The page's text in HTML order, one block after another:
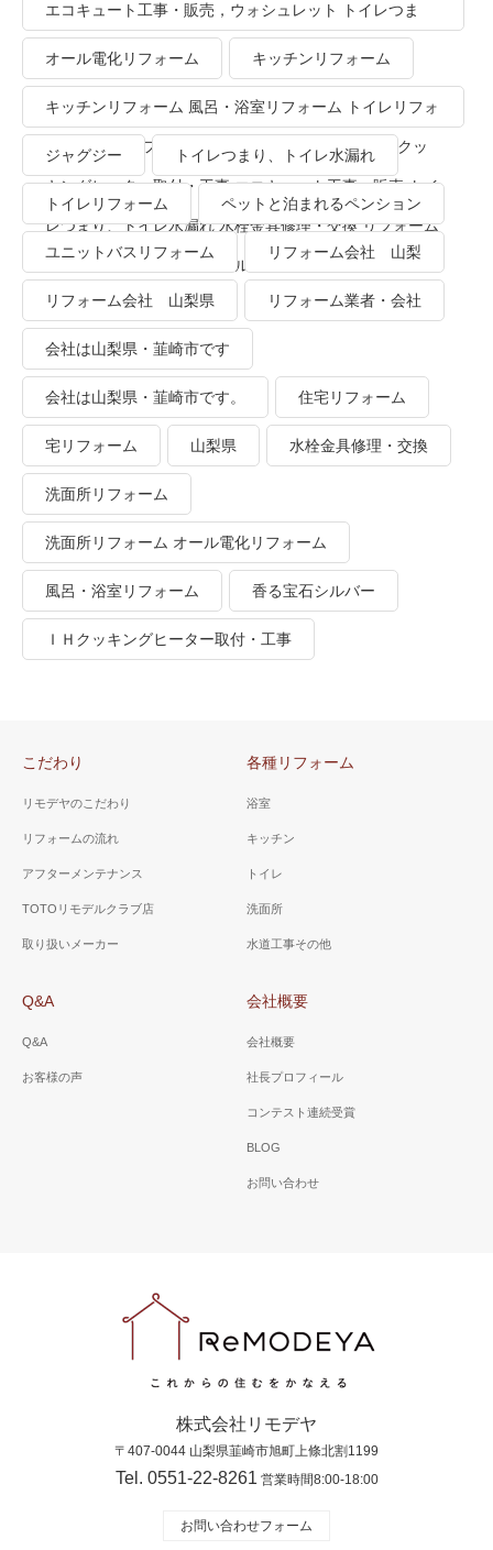
エコキュート工事・販売，ウォシュレット トイレつま
り、トイレ水漏れ
オール電化リフォーム キッチンリフォーム
キッチンリフォーム 風呂・浴室リフォーム トイレリフォ
ーム 洗面所リフォーム オール電化リフォーム ＩＨクッ
キングヒーター取付・工事 エコキュート工事・販売 トイ
レつまり、トイレ水漏れ 水栓金具修理・交換 リフォーム
業者・会社 ＴＯＴＯリモデルクラブ
ジャグジー トイレつまり、トイレ水漏れ
トイレリフォーム ペットと泊まれるペンション
ユニットバスリフォーム リフォーム会社 山梨
リフォーム会社 山梨県 リフォーム業者・会社
会社は山梨県・韮崎市です
会社は山梨県・韮崎市です。 住宅リフォーム
宅リフォーム 山梨県 水栓金具修理・交換
洗面所リフォーム
洗面所リフォーム オール電化リフォーム
風呂・浴室リフォーム 香る宝石シルバー
ＩＨクッキングヒーター取付・工事
こだわり
リモデヤのこだわり
リフォームの流れ
アフターメンテナンス
TOTOリモデルクラブ店
取り扱いメーカー
各種リフォーム
浴室
キッチン
トイレ
洗面所
水道工事その他
Q&A
Q&A
お客様の声
会社概要
会社概要
社長プロフィール
コンテスト連続受賞
BLOG
お問い合わせ
株式会社リモデヤ
〒407-0044 山梨県韮崎市旭町上條北割1199
Tel. 0551-22-8261営業時間8:00-18:00
お問い合わせフォーム